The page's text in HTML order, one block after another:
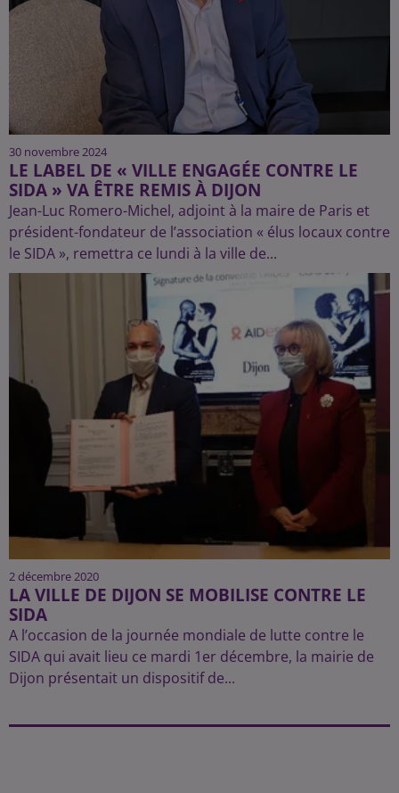
30 novembre 2024
LE LABEL DE « VILLE ENGAGÉE CONTRE LE
SIDA » VA ÊTRE REMIS À DIJON
Jean-Luc Romero-Michel, adjoint à la maire de Paris et
président-fondateur de l’association « élus locaux contre
le SIDA », remettra ce lundi à la ville de...
2 décembre 2020
LA VILLE DE DIJON SE MOBILISE CONTRE LE
SIDA
A l’occasion de la journée mondiale de lutte contre le
SIDA qui avait lieu ce mardi 1er décembre, la mairie de
Dijon présentait un dispositif de...